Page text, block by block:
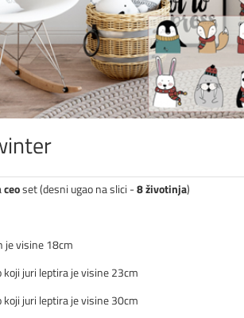
ceoset (desni ugao na slici -8 životinja)
je visine 18cm
koji juri leptira je visine 23cm
koji juri leptira je visine 30cm